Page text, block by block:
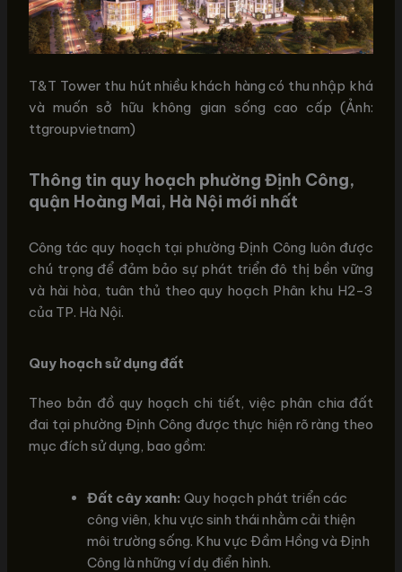
T&T Tower thu hút nhiều khách hàng có thu nhập khá
và muốn sở hữu không gian sống cao cấp (Ảnh:
ttgroupvietnam)
Thông tin quy hoạch phường Định Công,
quận Hoàng Mai, Hà Nội mới nhất
Công tác quy hoạch tại phường Định Công luôn được
chú trọng để đảm bảo sự phát triển đô thị bền vững
và hài hòa, tuân thủ theo quy hoạch Phân khu H2-3
của TP. Hà Nội.
Quy hoạch sử dụng đất
Theo bản đồ quy hoạch chi tiết, việc phân chia đất
đai tại phường Định Công được thực hiện rõ ràng theo
mục đích sử dụng, bao gồm:
Đất cây xanh: Quy hoạch phát triển các
công viên, khu vực sinh thái nhằm cải thiện
môi trường sống. Khu vực Đầm Hồng và Định
Công là những ví dụ điển hình.